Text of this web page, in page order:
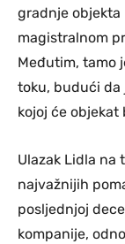
gradnje objekta
magistralnom
Međutim, tamo
toku, budući da
kojoj će objekat
Ulazak Lidla na
najvažnijih
posljednjoj
kompanije,